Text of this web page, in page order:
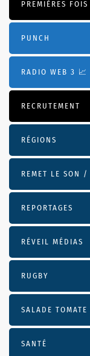
PREMIÈRES FOIS
PUNCH
RADIO WEB 3 📈
RECRUTEMENT
RÉGIONS
REMET LE SON /
REPORTAGES
RÉVEIL MÉDIAS
RUGBY
SALADE
SANTÉ